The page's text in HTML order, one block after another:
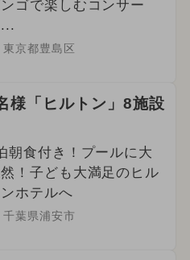
ンゴで楽しむコンサー
...
東京都豊島区
様「ヒルトン」8施設
朝食付き！プールに大
！子ども大満足のヒル
ンホテルへ
千葉県浦安市